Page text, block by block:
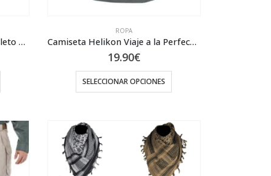
Camiseta Helikon Tex ( Esqueleto cuerpo entero)
ROPA
Camiseta Helikon Viaje a la Perfeccción
19.90€
SELECCIONAR OPCIONES
múltiples
variantes.